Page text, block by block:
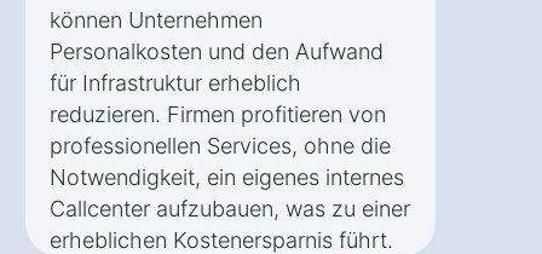
können Unternehmen
Personalkosten und den Aufwand
für Infrastruktur erheblich
reduzieren. Firmen profitieren von
professionellen Services, ohne die
Notwendigkeit, ein eigenes internes
Callcenter aufzubauen, was zu einer
erheblichen Kostenersparnis führt.